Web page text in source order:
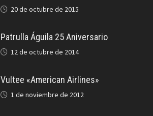
20 de octubre de 2015
Patrulla Águila 25 Aniversario
12 de octubre de 2014
Vultee «American Airlines»
1 de noviembre de 2012